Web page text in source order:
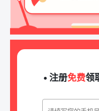
• 注册免费领